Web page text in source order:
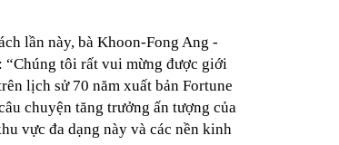
lần này, bà Khoon-Fong Ang -
“Chúng tôi rất vui mừng được giới
lịch sử 70 năm xuất bản Fortune
chuyện tăng trưởng ấn tượng của
vực đa dạng này và các nền kinh